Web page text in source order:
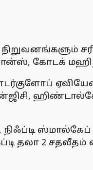
கோடக்
ஓஎன்ஜிசி,
நிஃப்டி
தலா 2